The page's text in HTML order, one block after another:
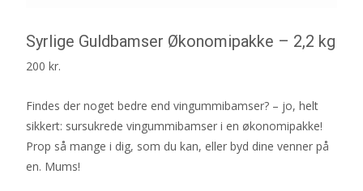
Syrlige Guldbamser Økonomipakke – 2,2 kg
200 kr.
Findes der noget bedre end vingummibamser? – jo, helt
sikkert: sursukrede vingummibamser i en økonomipakke!
Prop så mange i dig, som du kan, eller byd dine venner på
en. Mums!